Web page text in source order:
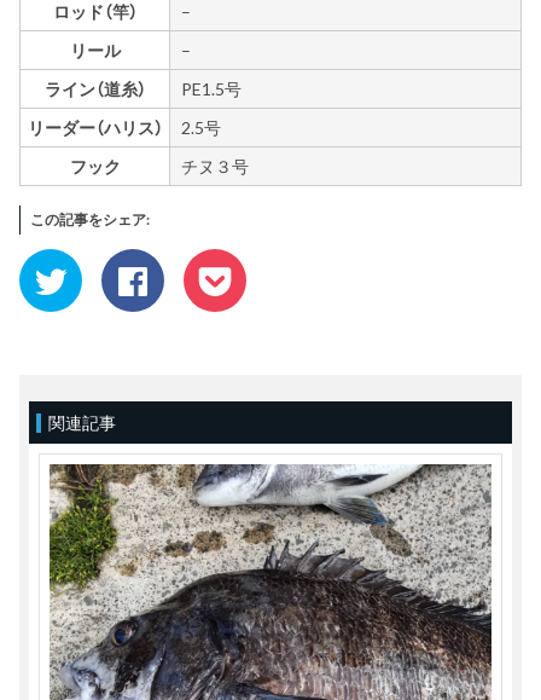
ロッド（竿）
–
リール
–
ライン（道糸）
PE1.5号
リーダー（ハリス）
2.5号
フック
チヌ３号
この記事をシェア:
ク
リ
ッ
ク
有
(新
し
い
ウ
ィ
ン
ド
ウ
で
開
き
ま
す)
Facebook
で
共
有
リ
し
て
く
だ
さ
い
(新
し
い
ウ
ィ
ン
ド
ウ
で
開
き
ま
ク
リ
ッ
ク
ェ
し
い
ウ
ィ
ン
ド
ウ
で
開
き
ま
す)
関連記事